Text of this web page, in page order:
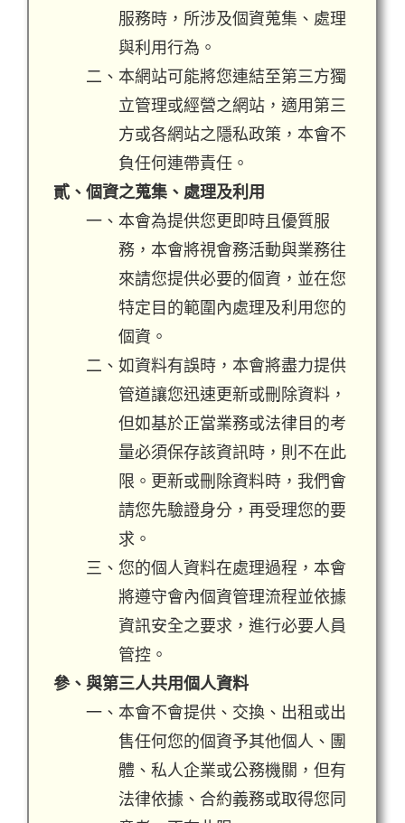
服務時，所涉及個資蒐集、處理
與利用行為。
二、本網站可能將您連結至第三方獨
立管理或經營之網站，適用第三
方或各網站之隱私政策，本會不
負任何連帶責任。
貳、個資之蒐集、處理及利用
一、本會為提供您更即時且優質服
務，本會將視會務活動與業務往
來請您提供必要的個資，並在您
特定目的範圍內處理及利用您的
個資。
二、如資料有誤時，本會將盡力提供
管道讓您迅速更新或刪除資料，
但如基於正當業務或法律目的考
量必須保存該資訊時，則不在此
限。更新或刪除資料時，我們會
請您先驗證身分，再受理您的要
求。
三、您的個人資料在處理過程，本會
將遵守會內個資管理流程並依據
資訊安全之要求，進行必要人員
管控。
參、與第三人共用個人資料
一、本會不會提供、交換、出租或出
售任何您的個資予其他個人、團
體、私人企業或公務機關，但有
法律依據、合約義務或取得您同